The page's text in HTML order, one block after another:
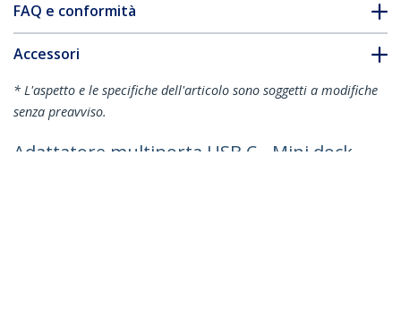
FAQ e conformità
Accessori
* L'aspetto e le specifiche dell'articolo sono soggetti a modifiche
senza preavviso.
Adattatore multiporta USB C - Mini dock